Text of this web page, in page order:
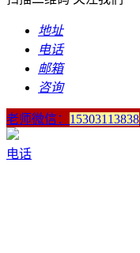
地址
电话
邮箱
咨询
老师微信： 15303113838
电话